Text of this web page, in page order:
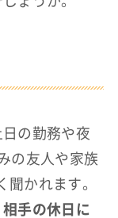
日の勤務や夜
の友人や家族
かれます。
相手の休日に